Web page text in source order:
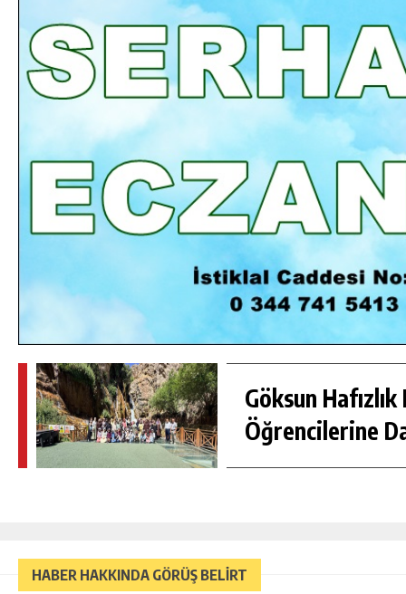
Göksun Hafızlık
Öğrencilerine
HABER HAKKINDA GÖRÜŞ BELİRT
GÜNLÜK HABER AKIŞI
GÖKSUN HAFIZLIK KIZ KUR’AN KURSU
ÖĞRENCILERINE DARENDE GEZISI.